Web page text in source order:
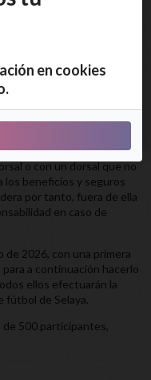
o con un dorsal que no
los beneficios y seguros
por tanto, fuera de ella
en caso de
de 2026, con una primera
a continuación hacerlo
ellos efectuarán la
fútbol de Selaya.
500 participantes,
en cookies